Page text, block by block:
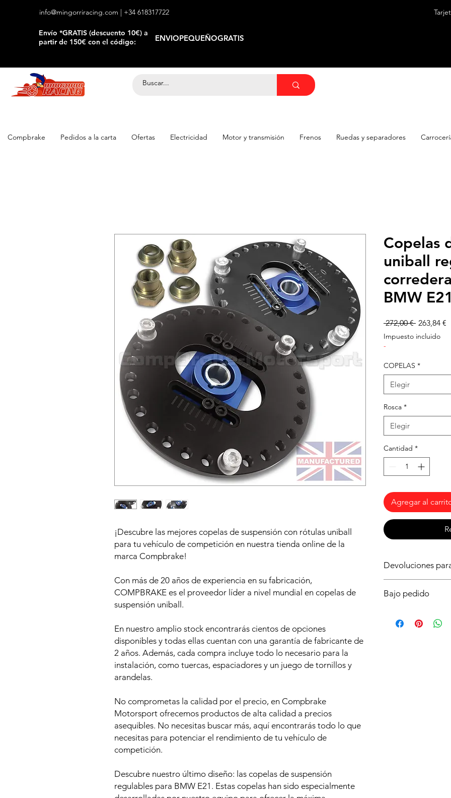
info@mingorriracing.com | +34 618317722
​Envío *GRATIS (descuento 10€) a
partir de 150€ con el código:
ENVIOPEQUEÑOGRATIS
Compbrake Pedidos a la carta Ofertas Electricidad Motor y transmisión Frenos Ruedas y separadores
¡Descubre las mejores copelas de suspensión con rótulas uniball
para tu vehículo de competición en nuestra tienda online de la
marca Compbrake!
Con más de 20 años de experiencia en su fabricación,
COMPBRAKE es el proveedor líder a nivel mundial en copelas de
suspensión uniball.
En nuestro amplio stock encontrarás cientos de opciones
disponibles y todas ellas cuentan con una garantía de fabricante de
2 años. Además, cada compra incluye todo lo necesario para la
instalación, como tuercas, espaciadores y un juego de tornillos y
arandelas.
No comprometas la calidad por el precio, en Compbrake
Motorsport ofrecemos productos de alta calidad a precios
asequibles. No necesitas buscar más, aquí encontrarás todo lo que
necesitas para potenciar el rendimiento de tu vehículo de
competición.
Descubre nuestro último diseño: las copelas de suspensión
regulables para BMW E21. Estas copelas han sido especialmente
Copelas
uniball
BMW
272,00 € Precio
263,84 €
Impuesto incluido
-
COPELAS *
Elegir
Rosca *
Elegir
Cantidad *
Agregar al
Devoluciones
importante
o lo intentes montar
Bajo pedido
plazo de entrega es